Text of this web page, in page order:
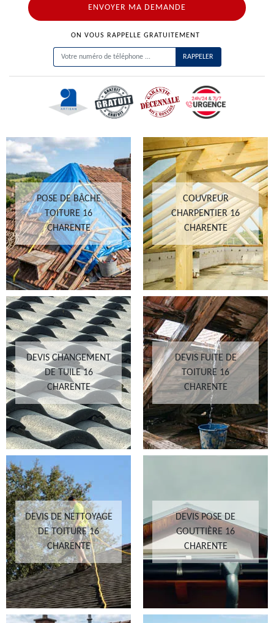
ON VOUS RAPPELLE GRATUITEMENT
POSE DE BÂCHE
TOITURE 16
CHARENTE
COUVREUR
CHARPENTIER 16
CHARENTE
DEVIS CHANGEMENT
DE TUILE 16
CHARENTE
DEVIS FUITE DE
TOITURE 16
CHARENTE
DEVIS DE NETTOYAGE
DE TOITURE 16
CHARENTE
DEVIS POSE DE
GOUTTIÈRE 16
CHARENTE